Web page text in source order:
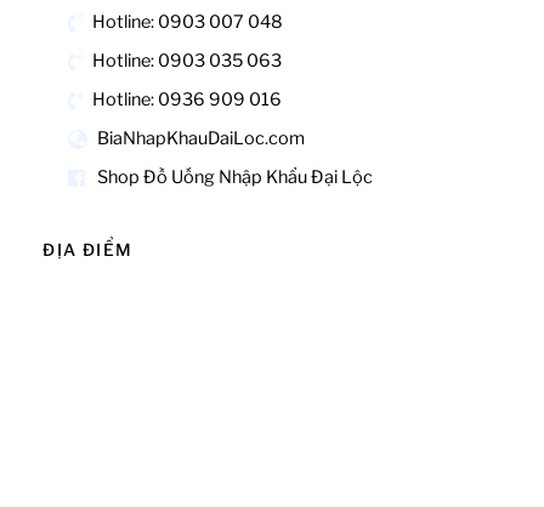
Hotline: 0903 007 048
Hotline: 0903 035 063
Hotline: 0936 909 016
BiaNhapKhauDaiLoc.com
Shop Đồ Uống Nhập Khẩu Đại Lộc
ĐỊA ĐIỂM